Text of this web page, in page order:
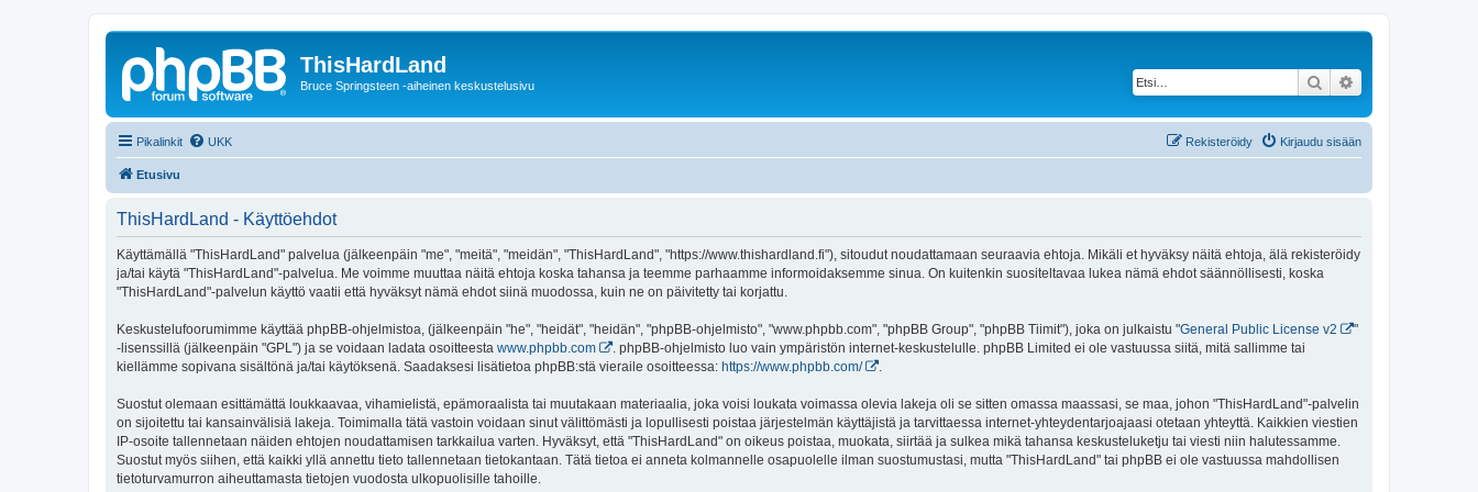
ThisHardLand
Bruce Springsteen -aiheinen keskustelusivu Etsi
Pikalinkit UKK Kirjaudu sisään
Rekisteröidy
Etusivu
ThisHardLand - Käyttöehdot
Käyttämällä "ThisHardLand" palvelua (jälkeenpäin "me", "meitä", "meidän", "ThisHardLand", "https://www.thishardland.fi"), sitoudut noudattamaan seuraavia ehtoja. Mikäli et hyväksy näitä ehtoja, älä rekisteröidy
ja/tai käytä "ThisHardLand"-palvelua. Me voimme muuttaa näitä ehtoja koska tahansa ja teemme parhaamme informoidaksemme sinua. On kuitenkin suositeltavaa lukea nämä ehdot säännöllisesti, koska
"ThisHardLand"-palvelun käyttö vaatii että hyväksyt nämä ehdot siinä muodossa, kuin ne on päivitetty tai korjattu.
Keskustelufoorumimme käyttää phpBB-ohjelmistoa, (jälkeenpäin "he", "heidät", "heidän", "phpBB-ohjelmisto", "www.phpbb.com", "phpBB Group", "phpBB Tiimit"), joka on julkaistu "General Public License v2
"
-lisenssillä (jälkeenpäin "GPL") ja se voidaan ladata osoitteesta www.phpbb.com
. phpBB-ohjelmisto luo vain ympäristön internet-keskustelulle. phpBB Limited ei ole vastuussa siitä, mitä sallimme tai
kiellämme sopivana sisältönä ja/tai käytöksenä. Saadaksesi lisätietoa phpBB:stä vieraile osoitteessa: https://www.phpbb.com/ .
Suostut olemaan esittämättä loukkaavaa, vihamielistä, epämoraalista tai muutakaan materiaalia, joka voisi loukata voimassa olevia lakeja oli se sitten omassa maassasi, se maa, johon "ThisHardLand"-palvelin
on sijoitettu tai kansainvälisiä lakeja. Toimimalla tätä vastoin voidaan sinut välittömästi ja lopullisesti poistaa järjestelmän käyttäjistä ja tarvittaessa internet-yhteydentarjoajaasi otetaan yhteyttä. Kaikkien viestien
IP-osoite tallennetaan näiden ehtojen noudattamisen tarkkailua varten. Hyväksyt, että "ThisHardLand" on oikeus poistaa, muokata, siirtää ja sulkea mikä tahansa keskusteluketju tai viesti niin halutessamme.
Suostut myös siihen, että kaikki yllä annettu tieto tallennetaan tietokantaan. Tätä tietoa ei anneta kolmannelle osapuolelle ilman suostumustasi, mutta "ThisHardLand" tai phpBB ei ole vastuussa mahdollisen
tietoturvamurron aiheuttamasta tietojen vuodosta ulkopuolisille tahoille.